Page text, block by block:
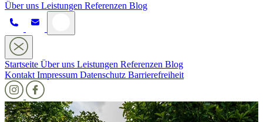
Über uns Leistungen Referenzen Blog
Startseite Über uns Leistungen Referenzen Blog
Kontakt Impressum Datenschutz Barrierefreiheit